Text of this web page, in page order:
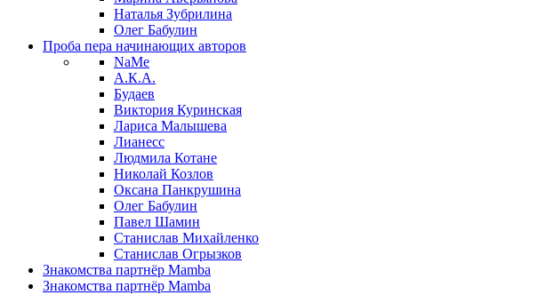
Наталья Зубрилина
Олег Бабулин
Проба пера начинающих авторов
NaMe
А.К.А.
Будаев
Виктория Куринская
Лариса Малышева
Лианесс
Людмила Котане
Николай Козлов
Оксана Панкрушина
Олег Бабулин
Павел Шамин
Станислав Михайленко
Станислав Огрызков
Знакомства партнёр Mamba
Знакомства партнёр Mamba